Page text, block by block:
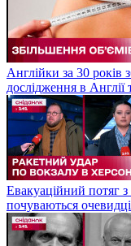
Англійки за 30 років
дослідження в Англії
Евакуаційний потяг
почуваються очевидці